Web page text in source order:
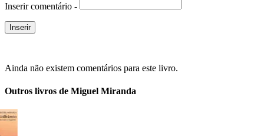
Inserir comentário -
Ainda não existem comentários para este livro.
Outros livros de Miguel Miranda